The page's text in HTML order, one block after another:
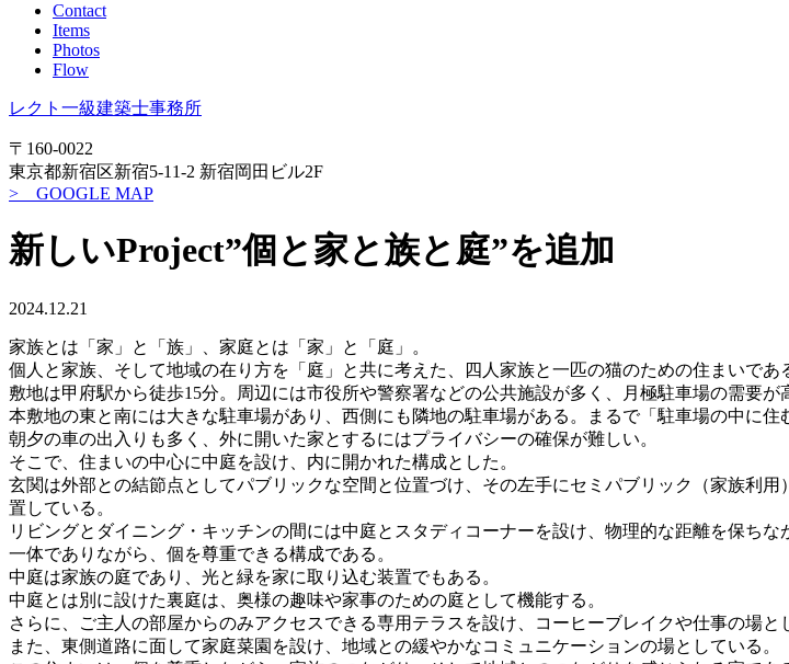
Contact
Items
Photos
Flow
レクト一級建築士事務所
〒160-0022
東京都新宿区新宿5-11-2 新宿岡田ビル2F
> GOOGLE MAP
新しいProject”個と家と族と庭”を追加
2024.12.21
家族とは「家」と「族」、家庭とは「家」と「庭」。
個人と家族、そして地域の在り方を「庭」と共に考えた、四人家族と一匹の猫のための住まいであ
敷地は甲府駅から徒歩15分。周辺には市役所や警察署などの公共施設が多く、月極駐車場の需要が
本敷地の東と南には大きな駐車場があり、西側にも隣地の駐車場がある。まるで「駐車場の中に住
朝夕の車の出入りも多く、外に開いた家とするにはプライバシーの確保が難しい。
そこで、住まいの中心に中庭を設け、内に開かれた構成とした。
玄関は外部との結節点としてパブリックな空間と位置づけ、その左手にセミパブリック（家族利
置している。
リビングとダイニング・キッチンの間には中庭とスタディコーナーを設け、物理的な距離を保ちな
一体でありながら、個を尊重できる構成である。
中庭は家族の庭であり、光と緑を家に取り込む装置でもある。
中庭とは別に設けた裏庭は、奥様の趣味や家事のための庭として機能する。
さらに、ご主人の部屋からのみアクセスできる専用テラスを設け、コーヒーブレイクや仕事の場と
また、東側道路に面して家庭菜園を設け、地域との緩やかなコミュニケーションの場としている。